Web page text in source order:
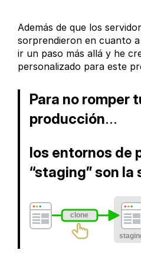
Además de que los
sorprendieron en cuanto
ir un paso más allá y he
personalizado para este
Para no romper
producción…
los entornos de
“staging” son la